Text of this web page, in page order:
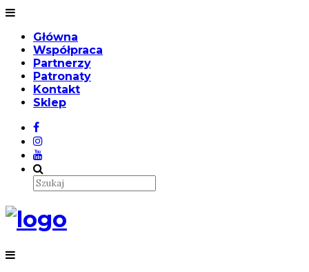
Główna
Współpraca
Partnerzy
Patronaty
Kontakt
Sklep